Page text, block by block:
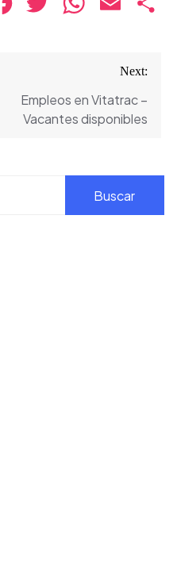
Next:
Empleos en Vitatrac –
Vacantes disponibles